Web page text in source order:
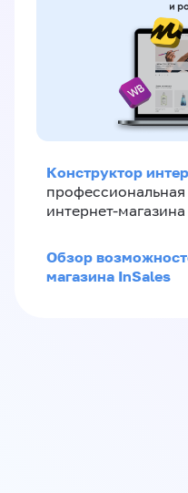
Конструктор
интернет-магазина
Обзор
магазина InSales